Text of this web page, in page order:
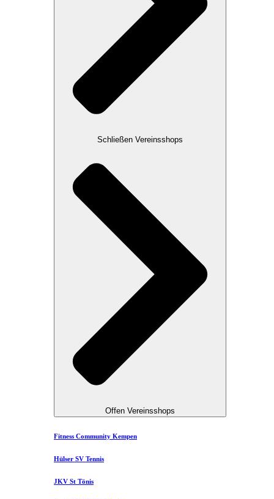
Schließen Vereinsshops
Offen Vereinsshops
Fitness Community Kempen
Hülser SV Tennis
JKV St Tönis